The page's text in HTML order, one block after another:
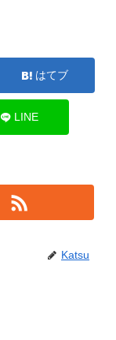
はてブ
LINE
Katsu